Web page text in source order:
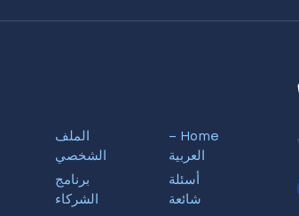
Home –
العربية
أسئلة
شائعة
الملف
الشخصي
برنامج
الشركاء